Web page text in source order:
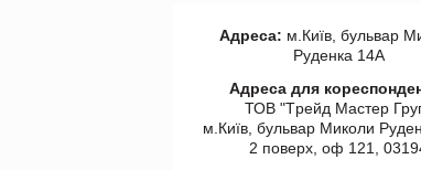
Адреса: м.Київ, бульвар
Руденка 14А
Адреса для
ТОВ "Tрейд Мастер
м.Київ, бульвар Миколи
2 поверх, оф 121,